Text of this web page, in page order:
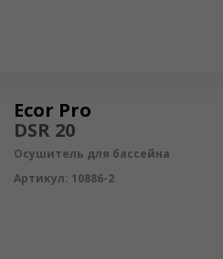
Осушитель
Ecor Pro
DSR 20
Осушитель для бассейна
Артикул: 10886-2